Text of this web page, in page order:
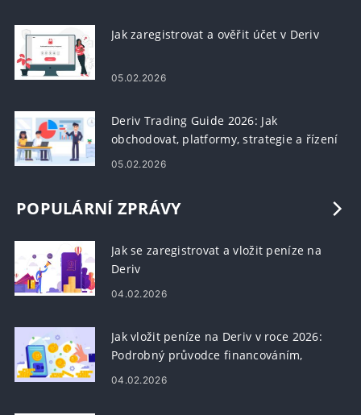
Jak zaregistrovat a ověřit účet v Deriv
05.02.2026
Deriv Trading Guide 2026: Jak
obchodovat, platformy, strategie a řízení
rizik
05.02.2026
POPULÁRNÍ ZPRÁVY
Jak se zaregistrovat a vložit peníze na
Deriv
04.02.2026
Jak vložit peníze na Deriv v roce 2026:
Podrobný průvodce financováním,
poplatky a doba zpracování
04.02.2026